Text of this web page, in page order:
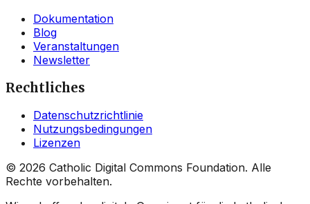
Dokumentation
Blog
Veranstaltungen
Newsletter
Rechtliches
Datenschutzrichtlinie
Nutzungsbedingungen
Lizenzen
© 2026 Catholic Digital Commons Foundation. Alle
Rechte vorbehalten.